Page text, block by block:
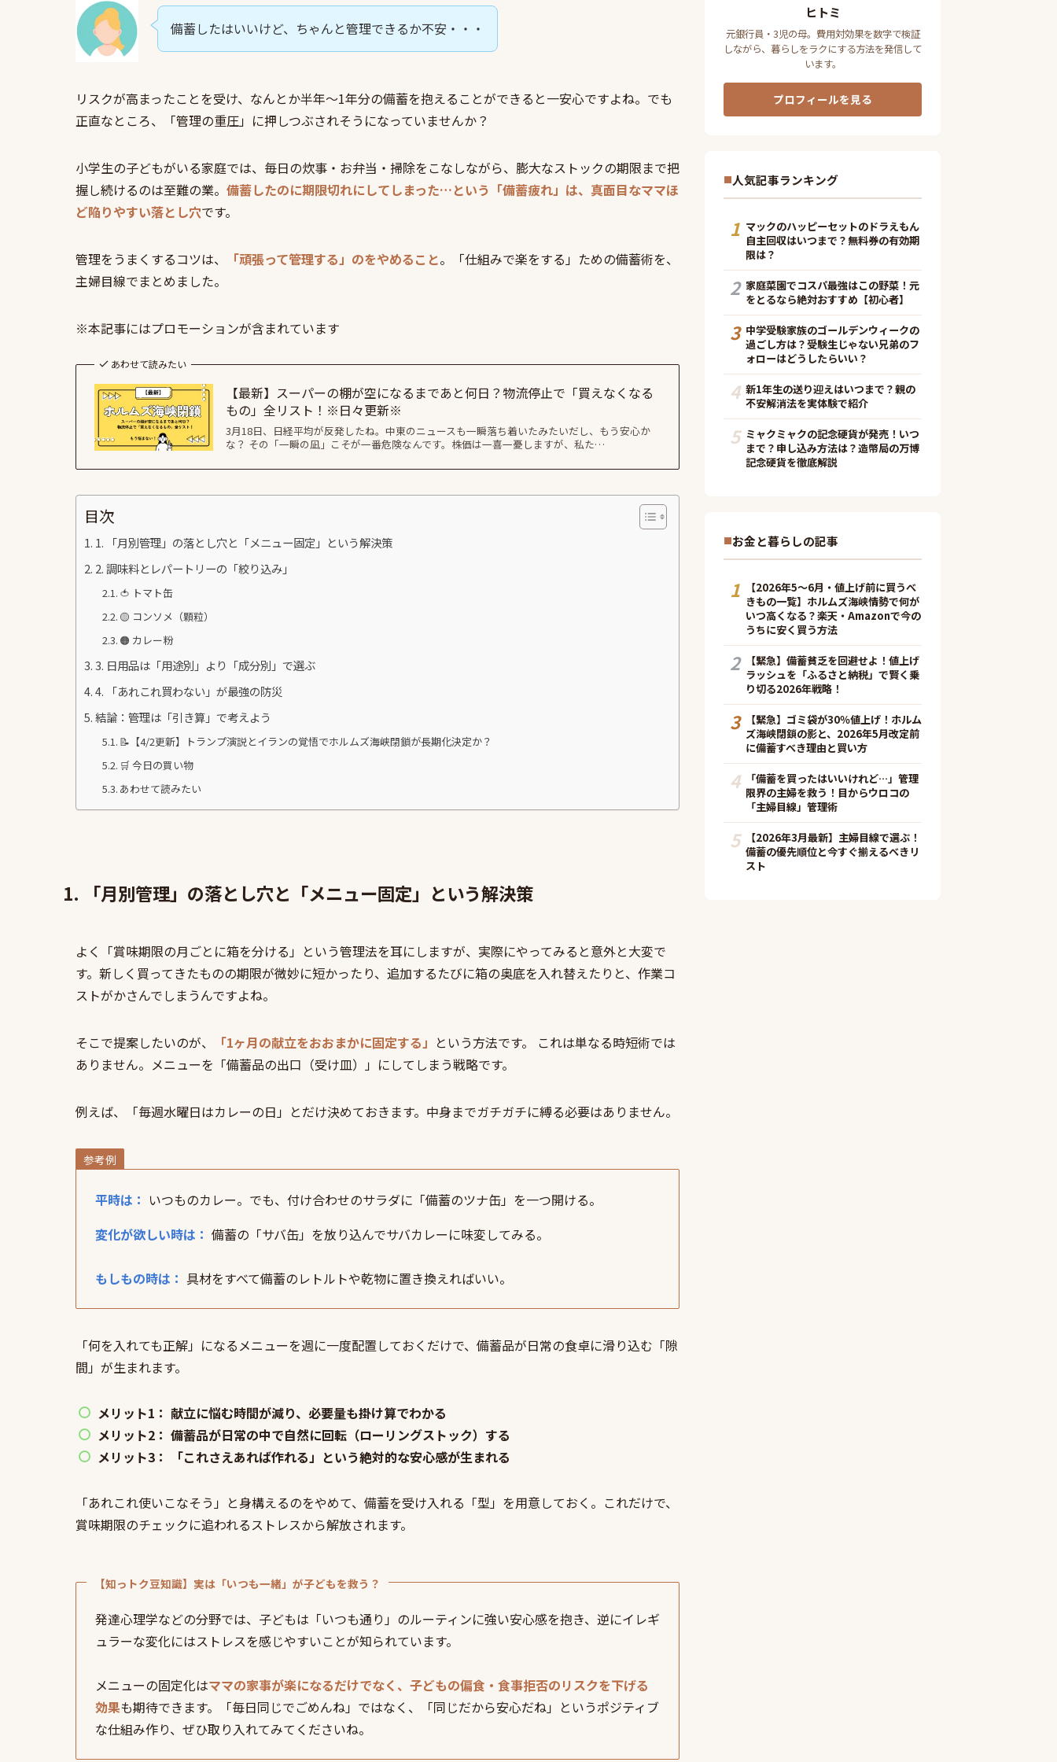
備蓄したはいいけど、ちゃんと管理できるか不安・・・
リスクが高まったことを受け、なんとか半年〜1年分の備蓄を抱えることができると一安心ですよね。でも
正直なところ、「管理の重圧」に押しつぶされそうになっていませんか？
小学生の子どもがいる家庭では、毎日の炊事・お弁当・掃除をこなしながら、膨大なストックの期限まで把
握し続けるのは至難の業。 備蓄したのに期限切れにしてしまった…という「備蓄疲れ」は、真面目なママほ
ど陥りやすい落とし穴です。
管理をうまくするコツは、 「頑張って管理する」のをやめること。「仕組みで楽をする」ための備蓄術を、
主婦目線でまとめました。
※本記事にはプロモーションが含まれています
あわせて読みたい
【最新】スーパーの棚が空になるまであと何日？物流停止で「買えなくなる
もの」全リスト！※日々更新※
3月18日、日経平均が反発したね。中東のニュースも一瞬落ち着いたみたいだし、もう安心か
な？ その「一瞬の凪」こそが一番危険なんです。株価は一喜一憂しますが、私た…
目次
1. 「月別管理」の落とし穴と「メニュー固定」という解決策
2. 調味料とレパートリーの「絞り込み」
🍅 トマト缶
🟡 コンソメ（顆粒）
🟠 カレー粉
3. 日用品は「用途別」より「成分別」で選ぶ
4. 「あれこれ買わない」が最強の防災
結論：管理は「引き算」で考えよう
📝【4/2更新】トランプ演説とイランの覚悟でホルムズ海峡閉鎖が長期化決定か？
🛒 今日の買い物
あわせて読みたい
1. 「月別管理」の落とし穴と「メニュー固定」という解決策
よく「賞味期限の月ごとに箱を分ける」という管理法を耳にしますが、実際にやってみると意外と大変で
す。新しく買ってきたものの期限が微妙に短かったり、追加するたびに箱の奥底を入れ替えたりと、作業コ
ストがかさんでしまうんですよね。
そこで提案したいのが、 「1ヶ月の献立をおおまかに固定する」 という方法です。 これは単なる時短術では
ありません。メニューを「備蓄品の出口（受け皿）」にしてしまう戦略です。
例えば、「毎週水曜日はカレーの日」とだけ決めておきます。中身までガチガチに縛る必要はありません。
参考例
平時は： いつものカレー。でも、付け合わせのサラダに「備蓄のツナ缶」を一つ開ける。
変化が欲しい時は： 備蓄の「サバ缶」を放り込んでサバカレーに味変してみる。
もしもの時は： 具材をすべて備蓄のレトルトや乾物に置き換えればいい。
「何を入れても正解」になるメニューを週に一度配置しておくだけで、備蓄品が日常の食卓に滑り込む「隙
間」が生まれます。
メリット1： 献立に悩む時間が減り、必要量も掛け算でわかる
メリット2： 備蓄品が日常の中で自然に回転（ローリングストック）する
メリット3： 「これさえあれば作れる」という絶対的な安心感が生まれる
「あれこれ使いこなそう」と身構えるのをやめて、備蓄を受け入れる「型」を用意しておく。これだけで、
賞味期限のチェックに追われるストレスから解放されます。
【知っトク豆知識】実は「いつも一緒」が子どもを救う？
発達心理学などの分野では、子どもは「いつも通り」のルーティンに強い安心感を抱き、逆にイレギ
ュラーな変化にはストレスを感じやすいことが知られています。
メニューの固定化はママの家事が楽になるだけでなく、子どもの偏食・食事拒否のリスクを下げる
効果も期待できます。「毎日同じでごめんね」ではなく、「同じだから安心だね」というポジティブ
な仕組み作り、ぜひ取り入れてみてくださいね。
ヒトミ
元銀行員・3児の母。費用対効果を数字で検証
しながら、暮らしをラクにする方法を発信して
います。
プロフィールを見る
人気記事ランキング
1 マックのハッピーセットのドラえもん
自主回収はいつまで？無料券の有効期
限は？
2 家庭菜園でコスパ最強はこの野菜！元
をとるなら絶対おすすめ【初心者】
3 中学受験家族のゴールデンウィークの
過ごし方は？受験生じゃない兄弟のフ
ォローはどうしたらいい？
4 新1年生の送り迎えはいつまで？親の
不安解消法を実体験で紹介
5 ミャクミャクの記念硬貨が発売！いつ
まで？申し込み方法は？造幣局の万博
記念硬貨を徹底解説
お金と暮らしの記事
1
【2026年5〜6月・値上げ前に買うべ
きもの一覧】ホルムズ海峡情勢で何が
いつ高くなる？楽天・Amazonで今の
うちに安く買う方法
2
【緊急】備蓄貧乏を回避せよ！値上げ
ラッシュを「ふるさと納税」で賢く乗
り切る2026年戦略！
3
【緊急】ゴミ袋が30％値上げ！ホルム
ズ海峡閉鎖の影と、2026年5月改定前
に備蓄すべき理由と買い方
4
「備蓄を買ったはいいけれど…」管理
限界の主婦を救う！目からウロコの
「主婦目線」管理術
5
【2026年3月最新】主婦目線で選ぶ！
備蓄の優先順位と今すぐ揃えるべきリ
スト